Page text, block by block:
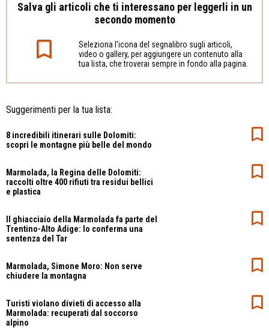
Salva gli articoli che ti interessano per leggerli in un
secondo momento
Seleziona l’icona del segnalibro sugli articoli,
video o gallery, per aggiungere un contenuto alla
tua lista, che troverai sempre in fondo alla pagina.
Suggerimenti per la tua lista:
8 incredibili itinerari sulle Dolomiti:
scopri le montagne più belle del mondo
Marmolada, la Regina delle Dolomiti:
raccolti oltre 400 rifiuti tra residui bellici
e plastica
Il ghiacciaio della Marmolada fa parte del
Trentino-Alto Adige: lo conferma una
sentenza del Tar
Marmolada, Simone Moro: Non serve
chiudere la montagna
Turisti violano divieti di accesso alla
Marmolada: recuperati dal soccorso
alpino